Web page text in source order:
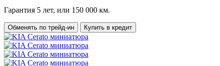
Гарантия 5 лет, или 150 000 км.
Обменять по трейд-ин Купить в кредит